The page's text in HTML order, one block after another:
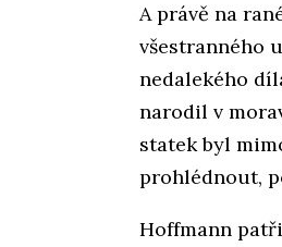
A právě na
všestranného
nedalekého
narodil v
statek byl
prohlédnout,
Hoffmann